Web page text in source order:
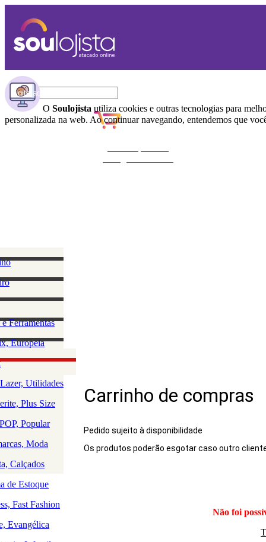
O Soulojista utiliza cookies e outras tecnologias para
personalizada na web. Ao continuar navegando, entendemos que
Acessórios
Masculino
e
Ferramentas
da Casa
Saúde
Europeia
Lingerie
Utilidades
Plus Size
Popular
Moda
Calçados
de Estoque
Fast Fashion
Evangélica
Carrinho de compras
Pedido sujeito à disponibilidade
Os produtos poderão esgotar caso outro
Produto
Não foi